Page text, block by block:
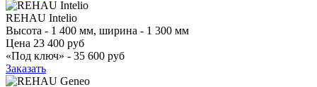
REHAU Intelio
Высота - 1 400 мм, ширина - 1 300 мм
Цена 23 400 руб
«Под ключ» - 35 600 руб
Заказать